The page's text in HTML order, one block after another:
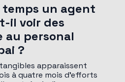
temps un agent
il voir des
au personal
?
apparaissent
à quatre mois d'efforts